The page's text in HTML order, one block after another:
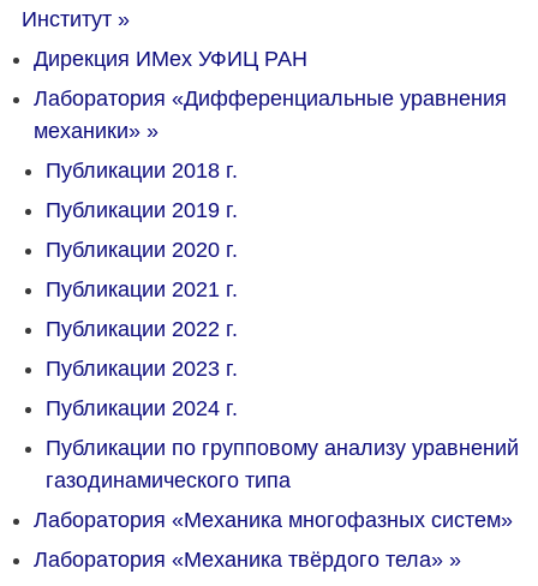
Институт »
Дирекция ИМех УФИЦ РАН
Лаборатория «Дифференциальные уравнения
механики» »
Публикации 2018 г.
Публикации 2019 г.
Публикации 2020 г.
Публикации 2021 г.
Публикации 2022 г.
Публикации 2023 г.
Публикации 2024 г.
Публикации по групповому анализу уравнений
газодинамического типа
Лаборатория «Механика многофазных систем»
Лаборатория «Механика твёрдого тела» »